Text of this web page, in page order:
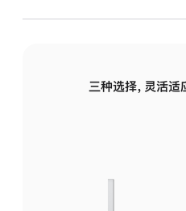
三种选择，灵活适